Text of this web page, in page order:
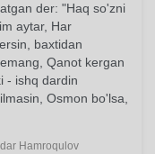
der: "Haq so'zni
aytar, Har
baxtidan
Qanot kergan
- ishq dardin
Osmon bo'lsa,
Hamroqulov